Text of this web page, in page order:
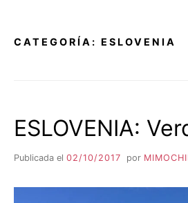
CATEGORÍA: ESLOVENIA
ESLOVENIA:
Publicada el 02/10/2017 por